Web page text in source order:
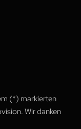
(*) markierten
Wir danken